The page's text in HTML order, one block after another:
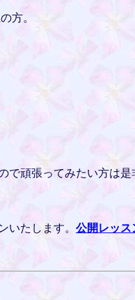
方。
頑張ってみたい方は是
いたします。 公開レッス